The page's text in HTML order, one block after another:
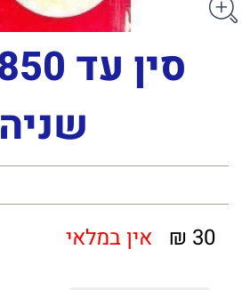
שניה
30 ₪ אין במלאי